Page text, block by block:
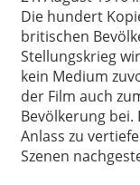
Die hundert
britischen
Stellungskrieg
kein Medium
der Film auch
Bevölkerung
Anlass zu
Szenen